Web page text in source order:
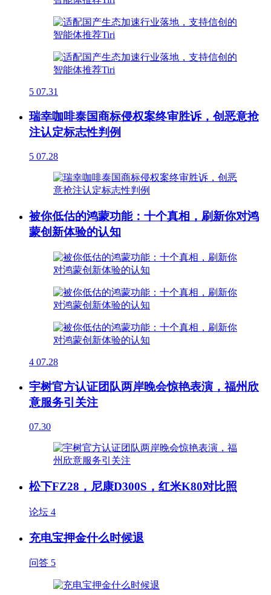
5 07.31
瑞幸咖啡泰国商标侵权案终审胜诉，创恶意抢
注认定标志性判例
5 07.28
被你低估的鸿蒙功能：十个真相，刷新你对鸿
蒙创新体验的认知
4 07.28
宇树官方认证团队两岸晚会惊艳表演，福州欣
意服务引关注
07.30
松下FZ28，尼康D300S，红米K80对比照
论坛 4
充电宝押金什么时候退
问答 5